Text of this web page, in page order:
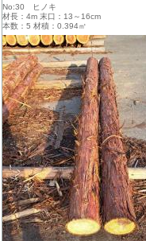
No:30 ヒノキ
材長：4m 末口：13～16cm
本数：5 材積：0.394㎥